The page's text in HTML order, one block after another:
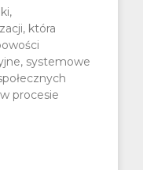
która
systemowe
procesie